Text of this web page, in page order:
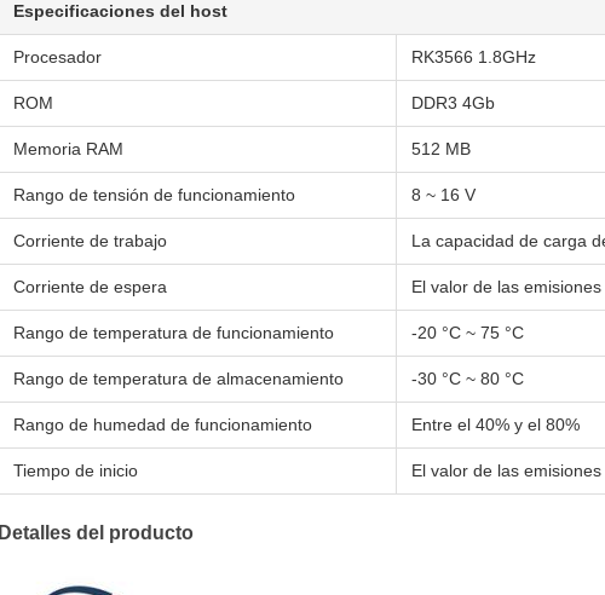
Especificaciones del host
Procesador RK3566 1.8GHz
ROM DDR3 4Gb
Memoria RAM 512 MB
Rango de tensión de funcionamiento 8 ~ 16 V
Corriente de trabajo La capacidad de carga
Corriente de espera El valor de las
Rango de temperatura de funcionamiento -20 °C ~ 75 °C
Rango de temperatura de almacenamiento -30 °C ~ 80 °C
Rango de humedad de funcionamiento Entre el 40% y el 80%
Tiempo de inicio El valor de las emisiones
Detalles del producto